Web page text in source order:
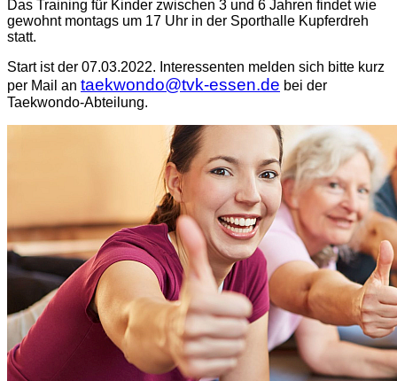
Das Training für Kinder zwischen 3 und 6 Jahren findet wie
gewohnt montags um 17 Uhr in der Sporthalle Kupferdreh
statt.
Start ist der 07.03.2022. Interessenten melden sich bitte kurz
per Mail an taekwondo@tvk-essen.de bei der
Taekwondo-Abteilung.